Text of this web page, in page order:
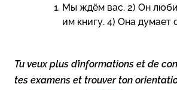
Мы ждём вас. 2) Он
им книгу. 4) Она думает
Tu veux plus d’informations et de
tes examens et trouver ton